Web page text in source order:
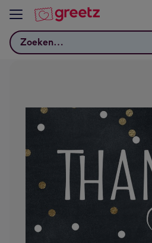
Bekijk meer
Zoeken